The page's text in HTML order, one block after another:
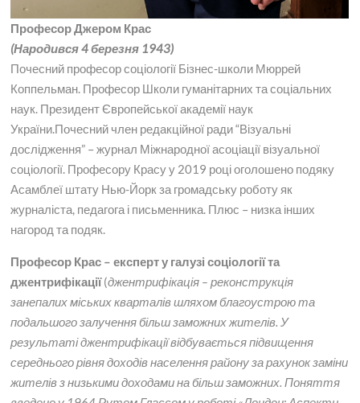
Професор Джером Крас
(Народився 4 березня 1943)
Почесний професор соціології Бізнес-школи Мюррей
Коппельман. Професор Школи гуманітарних та соціальних
наук. Президент Європейської академії наук
України.Почесний член редакційної ради “Візуальні
дослідження” – журнал Міжнародної асоціації візуальної
соціології. Професору Красу у 2019 році оголошено подяку
Асамблеї штату Нью-Йорк за громадську роботу як
журналіста, педагога і письменника. Плюс – низка інших
нагород та подяк.
Професор Крас – експерт у галузі соціології та
джентрифікації(джентрифікація – реконструкція
занепалих міських кварталів шляхом благоустрою та
подальшого залучення більш заможних жителів. У
результаті джентрифікації відбувається підвищення
середнього рівня доходів населення району за рахунок заміни
жителів з низькими доходами на більш заможних. Поняття